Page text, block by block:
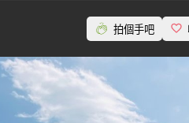
拍個手吧